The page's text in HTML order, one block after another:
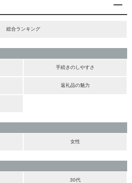
総合ランキング
手続きのしやすさ
返礼品の魅力
女性
30代